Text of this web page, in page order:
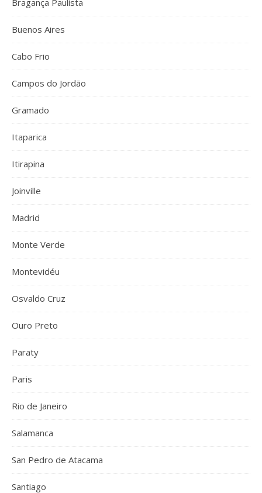
Bragança Paulista
Buenos Aires
Cabo Frio
Campos do Jordão
Gramado
Itaparica
Itirapina
Joinville
Madrid
Monte Verde
Montevidéu
Osvaldo Cruz
Ouro Preto
Paraty
Paris
Rio de Janeiro
Salamanca
San Pedro de Atacama
Santiago